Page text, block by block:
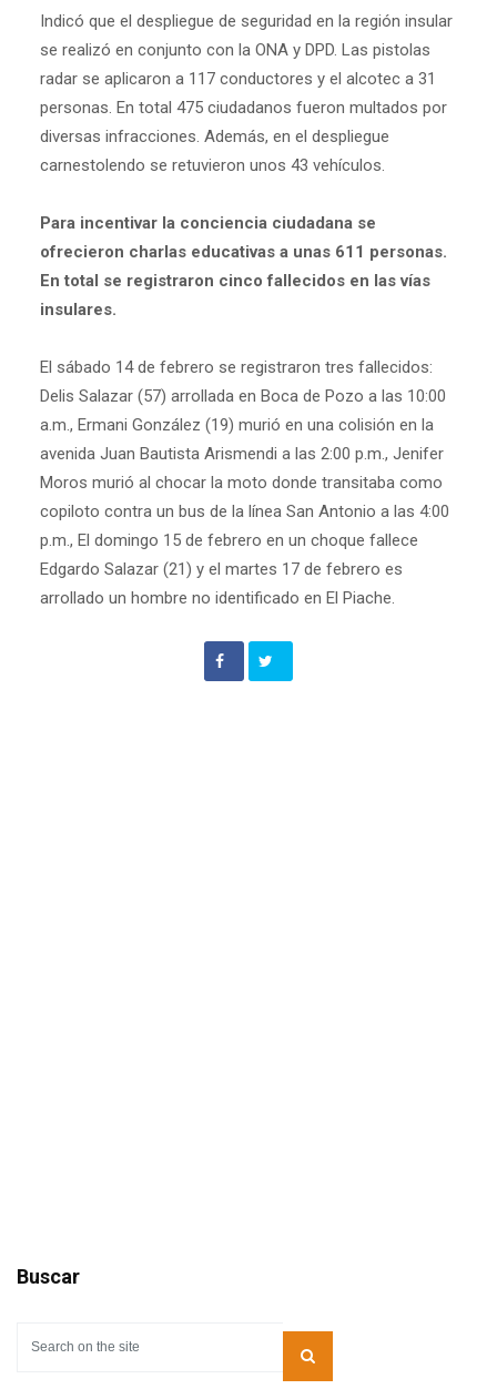
Indicó que el despliegue de seguridad en la región insular
se realizó en conjunto con la ONAy DPD. Las pistolas
radar se aplicaron a 117 conductores y el alcotec a 31
personas. En total 475 ciudadanos fueron multados por
diversas infracciones. Además, en el despliegue
carnestolendo se retuvieron unos 43 vehículos.
Para incentivar la conciencia ciudadana se
ofrecieron charlas educativas a unas 611 personas.
En total se registraron cinco fallecidos en las vías
insulares.
El sábado 14 de febrero se registraron tres fallecidos:
Delis Salazar (57) arrollada en Boca de Pozo a las 10:00
a.m., Ermani González (19) murió en una colisión en la
avenida Juan Bautista Arismendi a las 2:00 p.m., Jenifer
Moros murió al chocar la moto donde transitaba como
copiloto contra un bus de la línea San Antonio a las 4:00
p.m., El domingo 15 de febrero en un choque fallece
Edgardo Salazar (21) y el martes 17 de febrero es
arrollado un hombre no identificado en El Piache.
Buscar